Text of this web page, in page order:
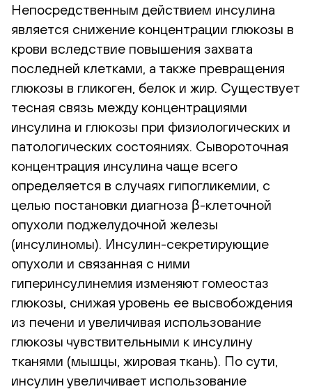
Непосредственным действием инсулина
является снижение концентрации глюкозы в
крови вследствие повышения захвата
последней клетками, а также превращения
глюкозы в гликоген, белок и жир. Существует
тесная связь между концентрациями
инсулина и глюкозы при физиологических и
патологических состояниях. Сывороточная
концентрация инсулина чаще всего
определяется в случаях гипогликемии, с
целью постановки диагноза β-клеточной
опухоли поджелудочной железы
(инсулиномы). Инсулин-секретирующие
опухоли и связанная с ними
гиперинсулинемия изменяют гомеостаз
глюкозы, снижая уровень ее высвобождения
из печени и увеличивая использование
глюкозы чувствительными к инсулину
тканями (мышцы, жировая ткань). По сути,
инсулин увеличивает использование